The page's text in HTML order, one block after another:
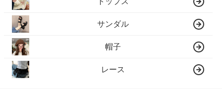
サンダル
帽子
レース